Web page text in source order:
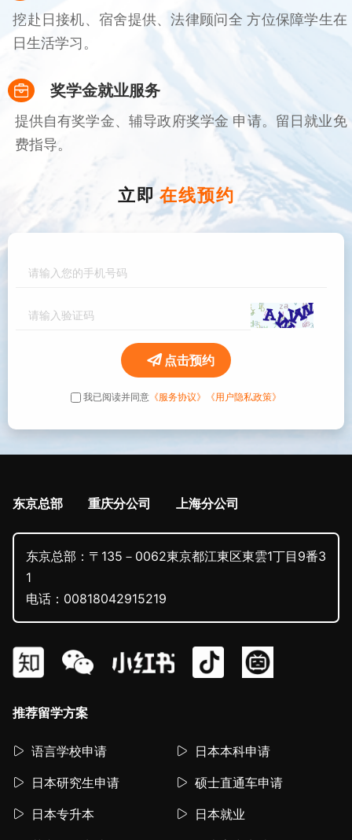
挖赴日接机、宿舍提供、法律顾问全 方位保障学生在
日生活学习。
奖学金就业服务
提供自有奖学金、辅导政府奖学金 申请。留日就业免
费指导。
立即 在线预约
点击预约
我已阅读并同意 《服务协议》 《用户隐私政策》
东京总部 重庆分公司 上海分公司
东京总部：〒135－0062東京都江東区東雲1丁目9番3
1
电话：00818042915219
推荐留学方案
语言学校申请
日本本科申请
日本研究生申请
硕士直通车申请
日本专升本
日本就业